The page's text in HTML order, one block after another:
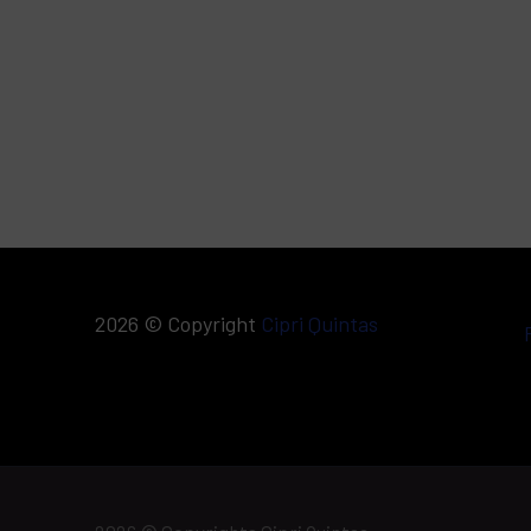
2026 © Copyright Cipri Quintas